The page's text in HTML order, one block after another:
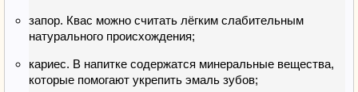
запор. Квас можно считать лёгким слабительным
натурального происхождения;
кариес. В напитке содержатся минеральные вещества,
которые помогают укрепить эмаль зубов;